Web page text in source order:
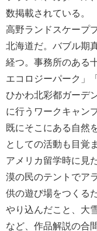
数掲載されている。
高野ランドスケープ
北海道だ。バブル期
経つ。事務所のある
エコロジーパーク」
ひかわ北彩都ガーデ
に行うワークキャン
既にそこにある自然
としての活動も目覚
アメリカ留学時に
漠の民のテントでア
供の遊び場をつくる
やり込んだこと、大
など、作品解説の合